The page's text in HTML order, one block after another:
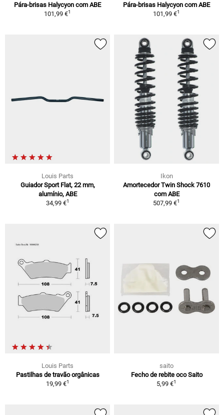
Pára-brisas Halycyon com ABE
101,99 €1
Pára-brisas Halycyon com ABE
101,99 €1
Louis Parts
Guiador Sport Flat, 22 mm,
alumínio, ABE
34,99 €1
Ikon
Amortecedor Twin Shock 7610
com ABE
507,99 €1
Louis Parts
Pastilhas de travão orgânicas
19,99 €1
saito
Fecho de rebite oco Saito
5,99 €1